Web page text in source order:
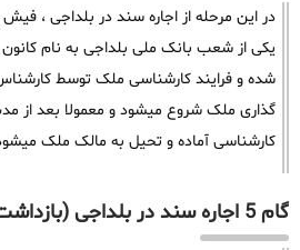
در این مرحله از اجاره سند در بلداجی ،
یکی از شعب بانک ملی بلداجی به نام
شده و فرایند کارشناسی ملک توسط
کارشناسی آماده و تحیل به مالک ملک
گام 5 اجاره سند در بلداجی (بازداشت سند)